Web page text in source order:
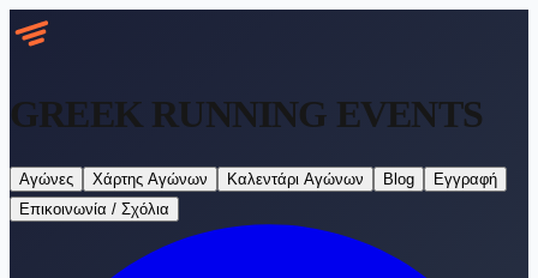
GREEK RUNNING EVENTS
Αγώνες Χάρτης Αγώνων Καλεντάρι Αγώνων Blog
Εγγραφή
Επικοινωνία / Σχόλια